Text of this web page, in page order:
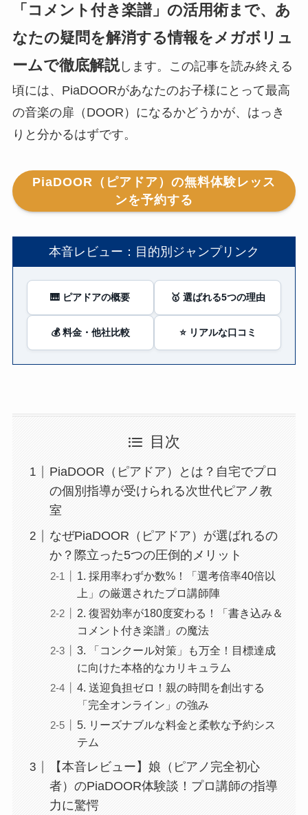
「コメント付き楽譜」の活用術まで、あ
なたの疑問を解消する情報をメガボリュ
ームで徹底解説します。この記事を読み終える
頃には、PiaDOORがあなたのお子様にとって最高
の音楽の扉（DOOR）になるかどうかが、はっき
りと分かるはずです。
PiaDOOR（ピアドア）の無料体験レッス
ンを予約する
本音レビュー：目的別ジャンプリンク
🎹 ピアドアの概要 🥇 選ばれる5つの理由
💰 料金・他社比較 ⭐ リアルな口コミ
目次
PiaDOOR（ピアドア）とは？自宅でプロ
の個別指導が受けられる次世代ピアノ教
室
なぜPiaDOOR（ピアドア）が選ばれるの
か？際立った5つの圧倒的メリット
1. 採用率わずか数%！「選考倍率40倍以
上」の厳選されたプロ講師陣
2. 復習効率が180度変わる！「書き込み＆
コメント付き楽譜」の魔法
3. 「コンクール対策」も万全！目標達成
に向けた本格的なカリキュラム
4. 送迎負担ゼロ！親の時間を創出する
「完全オンライン」の強み
5. リーズナブルな料金と柔軟な予約シス
テム
【本音レビュー】娘（ピアノ完全初心
者）のPiaDOOR体験談！プロ講師の指導
力に驚愕